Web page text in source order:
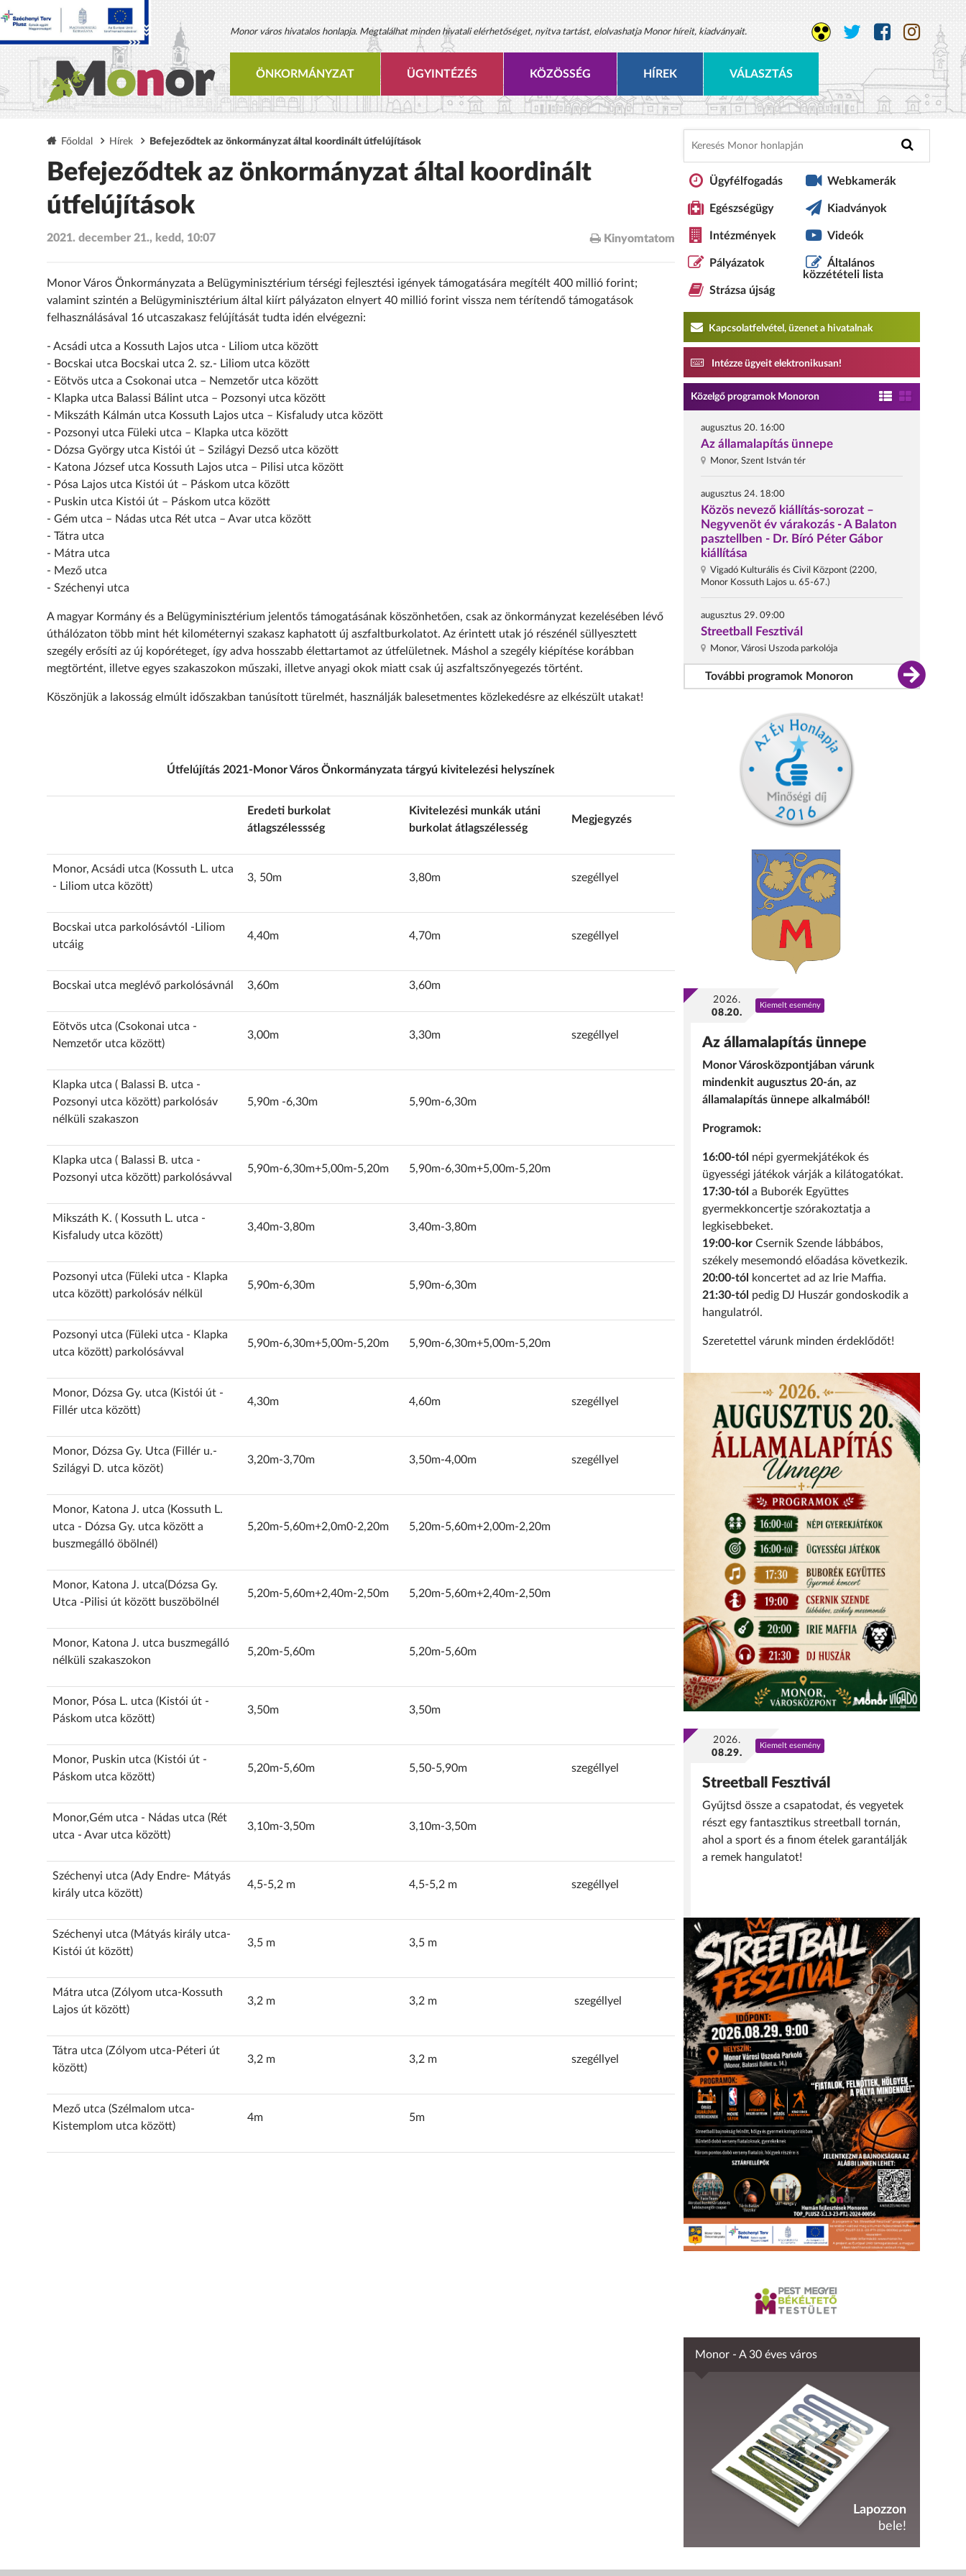
Monor város hivatalos honlapja. Megtalálhat minden hivatali elérhetőséget, nyitva tartást, elolvashatja Monor híreit, kiadványait.
ÖNKORMÁNYZAT ÜGYINTÉZÉS KÖZÖSSÉG HÍREK VÁLASZTÁS
Főoldal Hírek Befejeződtek az önkormányzat által koordinált útfelújítások
Befejeződtek az önkormányzat által koordinált
útfelújítások
2021. december 21., kedd, 10:07 Kinyomtatom
Monor Város Önkormányzata a Belügyminisztérium térségi fejlesztési igények támogatására megítélt 400 millió forint;
valamint szintén a Belügyminisztérium által kiírt pályázaton elnyert 40 millió forint vissza nem térítendő támogatások
felhasználásával 16 utcaszakasz felújítását tudta idén elvégezni:
- Acsádi utca a Kossuth Lajos utca - Liliom utca között
- Bocskai utca Bocskai utca 2. sz.- Liliom utca között
- Eötvös utca a Csokonai utca – Nemzetőr utca között
- Klapka utca Balassi Bálint utca – Pozsonyi utca között
- Mikszáth Kálmán utca Kossuth Lajos utca – Kisfaludy utca között
- Pozsonyi utca Füleki utca – Klapka utca között
- Dózsa György utca Kistói út – Szilágyi Dezső utca között
- Katona József utca Kossuth Lajos utca – Pilisi utca között
- Pósa Lajos utca Kistói út – Páskom utca között
- Puskin utca Kistói út – Páskom utca között
- Gém utca – Nádas utca Rét utca – Avar utca között
- Tátra utca
- Mátra utca
- Mező utca
- Széchenyi utca
A magyar Kormány és a Belügyminisztérium jelentős támogatásának köszönhetően, csak az önkormányzat kezelésében lévő
úthálózaton több mint hét kilométernyi szakasz kaphatott új aszfaltburkolatot. Az érintett utak jó részénél süllyesztett
szegély erősíti az új kopóréteget, így adva hosszabb élettartamot az útfelületnek. Máshol a szegély kiépítése korábban
megtörtént, illetve egyes szakaszokon műszaki, illetve anyagi okok miatt csak új aszfaltszőnyegezés történt.
Köszönjük a lakosság elmúlt időszakban tanúsított türelmét, használják balesetmentes közlekedésre az elkészült utakat!
Útfelújítás 2021-Monor Város Önkormányzata tárgyú kivitelezési helyszínek
Eredeti burkolat
átlagszélessség
Kivitelezési munkák utáni
burkolat átlagszélesség
Megjegyzés
Monor, Acsádi utca (Kossuth L. utca
- Liliom utca között)
3, 50m 3,80m szegéllyel
Bocskai utca parkolósávtól -Liliom
utcáig
4,40m 4,70m szegéllyel
Bocskai utca meglévő parkolósávnál 3,60m 3,60m
Eötvös utca (Csokonai utca -
Nemzetőr utca között)
3,00m 3,30m szegéllyel
Klapka utca ( Balassi B. utca -
Pozsonyi utca között) parkolósáv
nélküli szakaszon
5,90m -6,30m 5,90m-6,30m
Klapka utca ( Balassi B. utca -
Pozsonyi utca között) parkolósávval
5,90m-6,30m+5,00m-5,20m 5,90m-6,30m+5,00m-5,20m
Mikszáth K. ( Kossuth L. utca -
Kisfaludy utca között)
3,40m-3,80m 3,40m-3,80m
Pozsonyi utca (Füleki utca - Klapka
utca között) parkolósáv nélkül
5,90m-6,30m 5,90m-6,30m
Pozsonyi utca (Füleki utca - Klapka
utca között) parkolósávval
5,90m-6,30m+5,00m-5,20m 5,90m-6,30m+5,00m-5,20m
Monor, Dózsa Gy. utca (Kistói út -
Fillér utca között)
4,30m 4,60m szegéllyel
Monor, Dózsa Gy. Utca (Fillér u.-
Szilágyi D. utca közöt)
3,20m-3,70m 3,50m-4,00m szegéllyel
Monor, Katona J. utca (Kossuth L.
utca - Dózsa Gy. utca között a
buszmegálló öbölnél)
5,20m-5,60m+2,0m0-2,20m 5,20m-5,60m+2,00m-2,20m
Monor, Katona J. utca(Dózsa Gy.
Utca -Pilisi út között buszöbölnél
5,20m-5,60m+2,40m-2,50m 5,20m-5,60m+2,40m-2,50m
Monor, Katona J. utca buszmegálló
nélküli szakaszokon
5,20m-5,60m 5,20m-5,60m
Monor, Pósa L. utca (Kistói út -
Páskom utca között)
3,50m 3,50m
Monor, Puskin utca (Kistói út -
Páskom utca között)
5,20m-5,60m 5,50-5,90m szegéllyel
Monor,Gém utca - Nádas utca (Rét
utca - Avar utca között)
3,10m-3,50m 3,10m-3,50m
Széchenyi utca (Ady Endre- Mátyás
király utca között)
4,5-5,2 m 4,5-5,2 m szegéllyel
Széchenyi utca (Mátyás király utca-
Kistói út között)
3,5 m 3,5 m
Mátra utca (Zólyom utca-Kossuth
Lajos út között)
3,2 m 3,2 m szegéllyel
Tátra utca (Zólyom utca-Péteri út
között)
3,2 m 3,2 m szegéllyel
Mező utca (Szélmalom utca-
Kistemplom utca között)
4m 5m
Ügyfélfogadás
Egészségügy
Intézmények
Pályázatok
Strázsa újság
Webkamerák
Kiadványok
Videók
Általános
közzétételi lista
Kapcsolatfelvétel, üzenet a hivatalnak
Intézze ügyeit elektronikusan!
Közelgő programok Monoron
augusztus 20. 16:00
Az államalapítás ünnepe
Monor, Szent István tér
augusztus 24. 18:00
Közös nevező kiállítás-sorozat –
Negyvenöt év várakozás - A Balaton
pasztellben - Dr. Bíró Péter Gábor
kiállítása
Vigadó Kulturális és Civil Központ (2200,
Monor Kossuth Lajos u. 65-67.)
augusztus 29. 09:00
Streetball Fesztivál
Monor, Városi Uszoda parkolója
További programok Monoron
2026.
08.20.
Kiemelt esemény
Az államalapítás ünnepe
Monor Városközpontjában várunk
mindenkit augusztus 20-án, az
államalapítás ünnepe alkalmából!
Programok:
16:00-tól népi gyermekjátékok és
ügyességi játékok várják a kilátogatókat.
17:30-tól a Buborék Együttes
gyermekkoncertje szórakoztatja a
legkisebbeket.
19:00-kor Csernik Szende lábbábos,
székely mesemondó előadása következik.
20:00-tól
koncertet ad az Irie Maffia.
21:30-tól pedig DJ Huszár gondoskodik a
hangulatról.
Szeretettel várunk minden érdeklődőt!
2026.
08.29.
Kiemelt esemény
Streetball Fesztivál
Gyűjtsd össze a csapatodat, és vegyetek
részt egy fantasztikus streetball tornán,
ahol a sport és a finom ételek garantálják
a remek hangulatot!
Monor - A 30 éves város
Lapozzon
bele!